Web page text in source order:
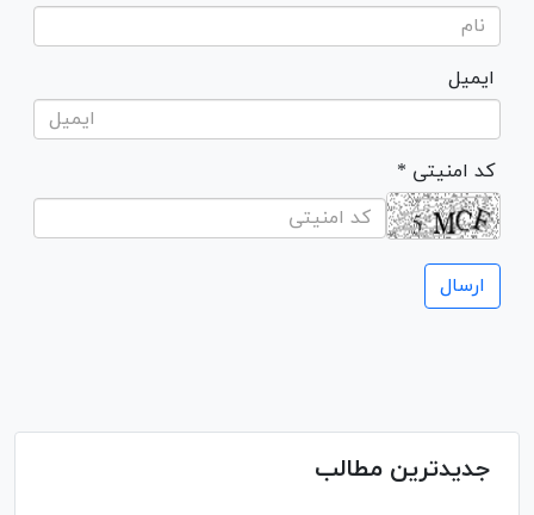
ایمیل
* کد امنیتی
جدیدترین مطالب